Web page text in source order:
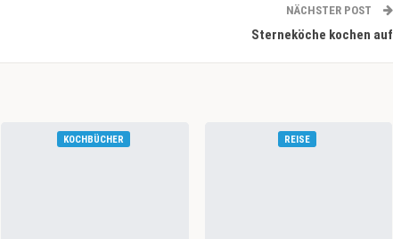
NÄCHSTER POST
Sterneköche kochen auf
KOCHBÜCHER REISE